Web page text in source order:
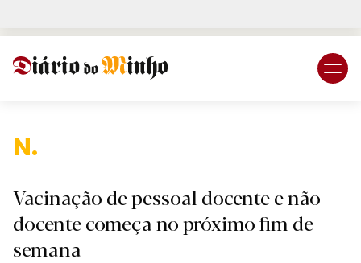
Nacion
Vacinação de pessoal docente e não
docente começa no próximo fim de
semana